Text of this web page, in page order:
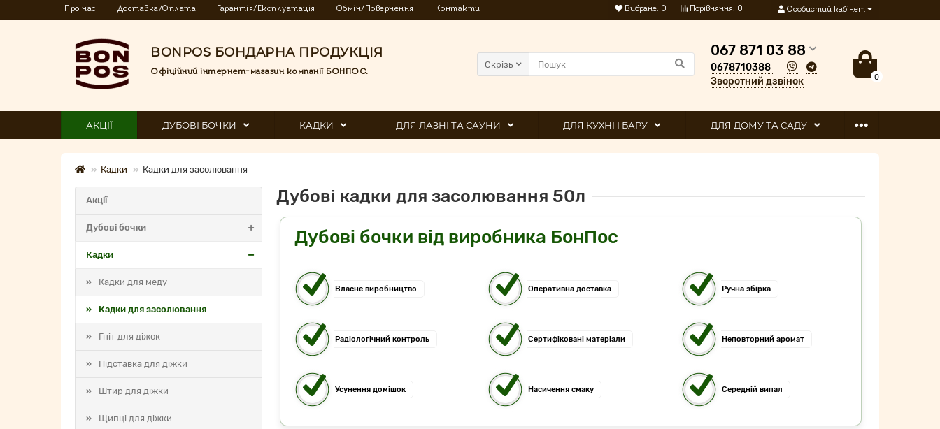
Особистий кабінет
Порівняння: 0
Вибране: 0
Про нас Доставка/Оплата Гарантія/Експлуатація Обмін/Повернення Контакти
BONPOS БОНДАРНА ПРОДУКЦІЯ
Офіційний інтернет-магазин компанії БОНПОС.
067 871 03 88
0678710388
Зворотний дзвінок
0
Скрізь
АКЦІЇ ДУБОВІ БОЧКИ КАДКИ ДЛЯ ЛАЗНІ ТА САУНИ ДЛЯ КУХНІ І БАРУ ДЛЯ ДОМУ ТА САДУ
Кадки Кадки для засолювання
Акції
Дубові бочки
Кадки
Кадки для меду
Кадки для засолювання
Гніт для діжок
Підставка для діжки
Штир для діжки
Щипці для діжки
Дубові кадки для засолювання 50л
Дубові бочки від виробника БонПос
Власне виробництво Оперативна доставка Ручна збірка
Радіологічний контроль Сертифіковані матеріали Неповторний аромат
Усунення домішок Насичення смаку Середній випал